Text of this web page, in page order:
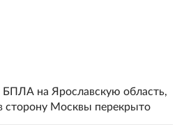
БПЛА на Ярославскую область,
сторону Москвы перекрыто